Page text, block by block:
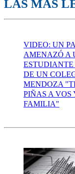
LAS MÁS
VIDEO: UN
AMENAZÓ A
DE UN
MENDOZA
PIÑAS A VOS
FAMILIA"